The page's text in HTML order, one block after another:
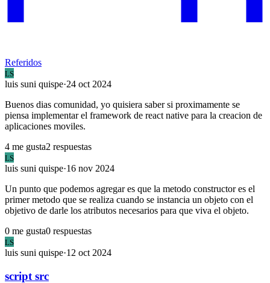
Referidos
LS
luis suni quispe·24 oct 2024
Buenos dias comunidad, yo quisiera saber si proximamente se
piensa implementar el framework de react native para la creacion de
aplicaciones moviles.
4 me gusta2 respuestas
LS
luis suni quispe·16 nov 2024
Un punto que podemos agregar es que la metodo constructor es el
primer metodo que se realiza cuando se instancia un objeto con el
objetivo de darle los atributos necesarios para que viva el objeto.
0 me gusta0 respuestas
LS
luis suni quispe·12 oct 2024
script src